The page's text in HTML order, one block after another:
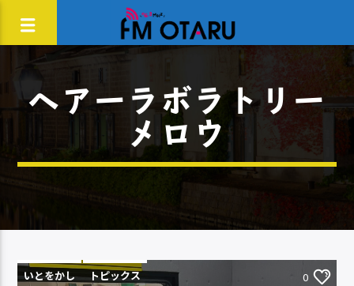
ヘアーラボラトリー
メロウ
いとをかし トピックス 0